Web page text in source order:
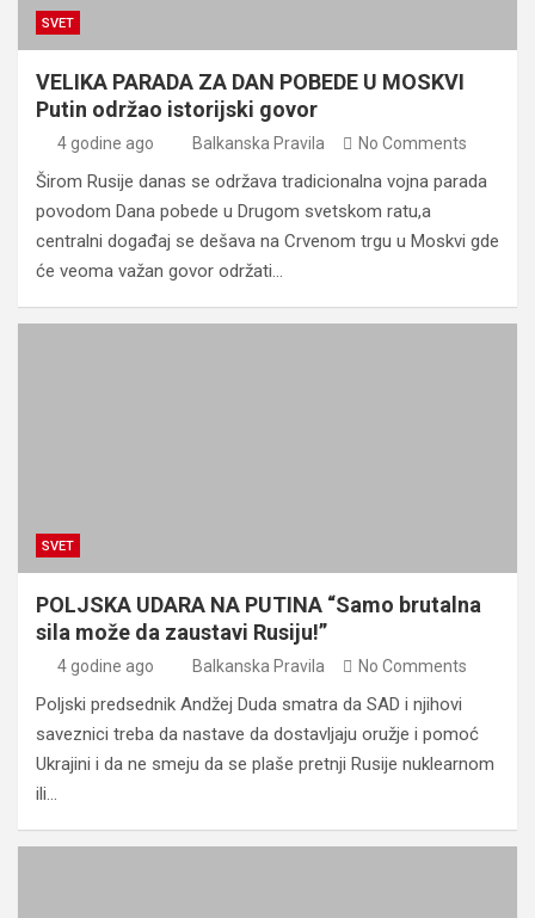
SVET
VELIKA PARADA ZA DAN POBEDE U MOSKVI
Putin održao istorijski govor
4 godine ago Balkanska Pravila No Comments
Širom Rusije danas se održava tradicionalna vojna parada
povodom Dana pobede u Drugom svetskom ratu,a
centralni događaj se dešava na Crvenom trgu u Moskvi gde
će veoma važan govor održati…
SVET
POLJSKA UDARA NA PUTINA “Samo brutalna
sila može da zaustavi Rusiju!”
4 godine ago Balkanska Pravila No Comments
Poljski predsednik Andžej Duda smatra da SAD i njihovi
saveznici treba da nastave da dostavljaju oružje i pomoć
Ukrajini i da ne smeju da se plaše pretnji Rusije nuklearnom
ili…